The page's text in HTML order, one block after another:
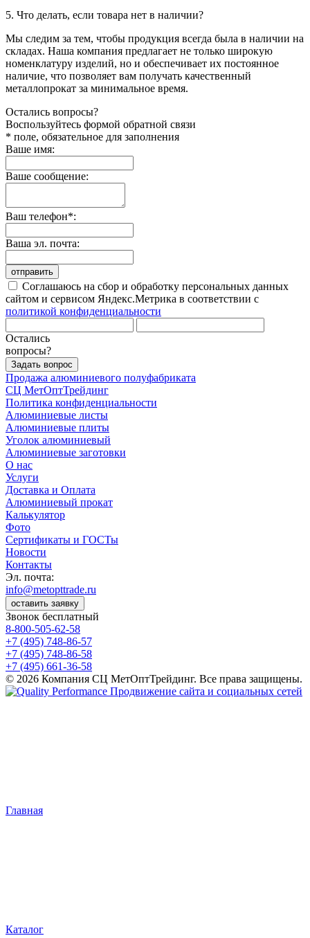
5. Что делать, если товара нет в наличии?
Мы следим за тем, чтобы продукция всегда была в наличии на
складах. Наша компания предлагает не только широкую
номенклатуру изделий, но и обеспечивает их постоянное
наличие, что позволяет вам получать качественный
металлопрокат за минимальное время.
Остались вопросы?
Воспользуйтесь формой обратной связи
* поле, обязательное для заполнения
Ваше имя:
Ваше сообщение:
Ваш телефон*:
Ваша эл. почта:
отправить
Соглашаюсь на сбор и обработку персональных данных
сайтом и сервисом Яндекс.Метрика в соответствии с
политикой конфиденциальности
Остались
вопросы?
Задать вопрос
Продажа алюминиевого полуфабриката
СЦ МетОптТрейдинг
Политика конфиденциальности
Алюминиевые листы
Алюминиевые плиты
Уголок алюминиевый
Алюминиевые заготовки
О нас
Услуги
Доставка и Оплата
Алюминиевый прокат
Калькулятор
Фото
Сертификаты и ГОСТы
Новости
Контакты
Эл. почта:
info@metopttrade.ru
оставить заявку
Звонок бесплатный
8-800-505-62-58
+7 (495) 748-86-57
+7 (495) 748-86-58
+7 (495) 661-36-58
© 2026 Компания СЦ МетОптТрейдинг. Все права защищены.
Продвижение сайта и социальных сетей
Главная
Каталог